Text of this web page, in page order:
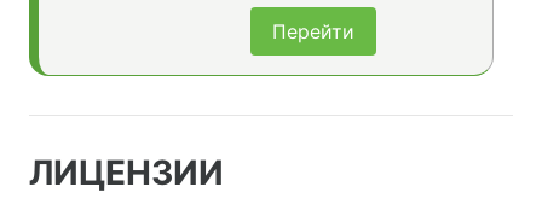
Перейти
ЛИЦЕНЗИИ